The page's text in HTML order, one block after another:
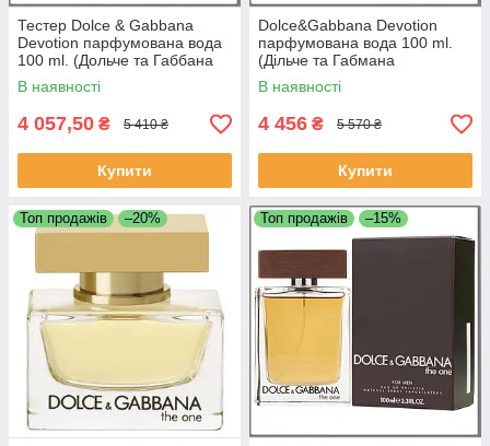
Тестер Dolce & Gabbana
Devotion парфумована вода
100 ml. (Дольче та Габбана
Девоушен)
В наявності
4 057,50 ₴ 5 410 ₴
Купити
Dolce&Gabbana Devotion
парфумована вода 100 ml.
(Дільче та Габмана
Відданість)
В наявності
4 456 ₴ 5 570 ₴
Купити
Топ продажів –20% Топ продажів –15%